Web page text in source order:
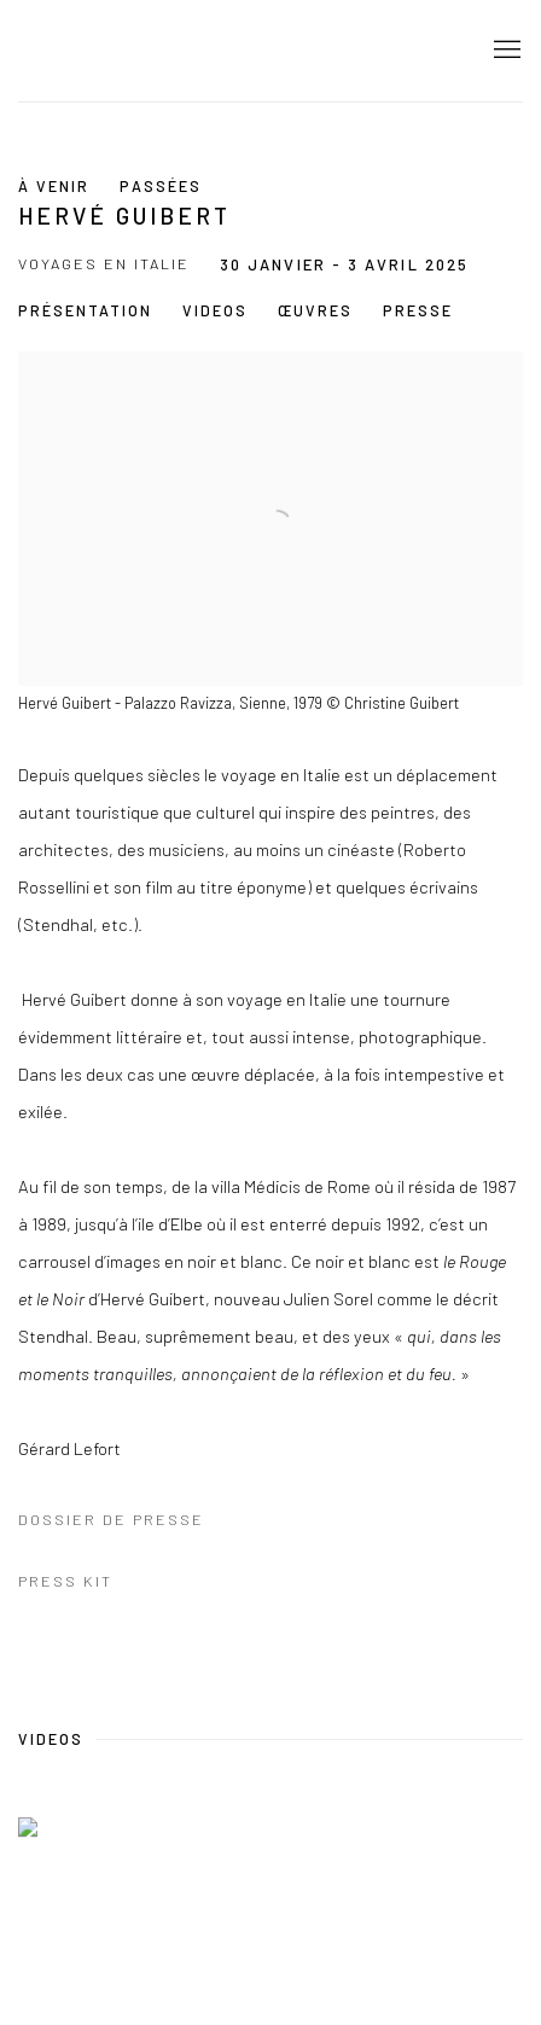
À VENIR PASSÉES
HERVÉ GUIBERT
VOYAGES EN ITALIE 30 JANVIER - 3 AVRIL 2025
PRÉSENTATION VIDEOS ŒUVRES PRESSE
Hervé Guibert - Palazzo Ravizza, Sienne, 1979 © Christine Guibert
Depuis quelques siècles le voyage en Italie est un déplacement
autant touristique que culturel qui inspire des peintres, des
architectes, des musiciens, au moins un cinéaste (Roberto
Rossellini et son film au titre éponyme) et quelques écrivains
(Stendhal, etc.).
Hervé Guibert donne à son voyage en Italie une tournure
évidemment littéraire et, tout aussi intense, photographique.
Dans les deux cas une œuvre déplacée, à la fois intempestive et
exilée.
Au fil de son temps, de la villa Médicis de Rome où il résida de 1987
à 1989, jusqu’à l’ile d’Elbe où il est enterré depuis 1992, c’est un
carrousel d’images en noir et blanc. Ce noir et blanc est le Rouge
et le Noird’Hervé Guibert, nouveau Julien Sorel comme le décrit
Stendhal. Beau, suprêmement beau, et des yeux « qui, dans les
moments tranquilles, annonçaient de la réflexion et du feu. »
Gérard Lefort
DOSSIER DE PRESSE
PRESS KIT
VIDEOS